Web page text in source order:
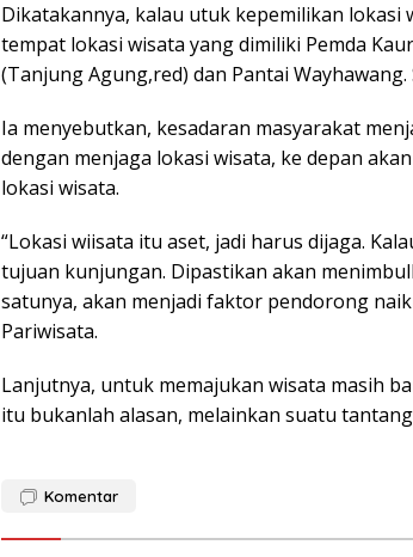
Dikatakannya, kalau utuk kepemilikan lokasi
tempat lokasi wisata yang dimiliki Pemda
(Tanjung Agung,red) dan Pantai
Ia menyebutkan, kesadaran masyarakat
dengan menjaga lokasi wisata, ke depan
lokasi wisata.
“Lokasi wiisata itu aset, jadi harus dijaga.
tujuan kunjungan. Dipastikan akan
satunya, akan menjadi faktor pendorong
Pariwisata.
Lanjutnya, untuk memajukan wisata masih
itu bukanlah alasan, melainkan suatu
Komentar